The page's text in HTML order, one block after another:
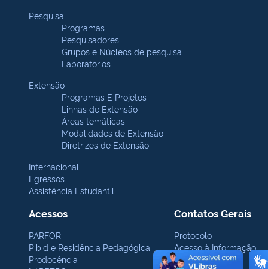
Pesquisa
Programas
Pesquisadores
Grupos e Núcleos de pesquisa
Laboratórios
Extensão
Programas E Projetos
Linhas de Extensão
Áreas temáticas
Modalidades de Extensão
Diretrizes de Extensão
Internacional
Egressos
Assistência Estudantil
Acessos
PARFOR
Pibid e Residência Pedagógica
Prodocência
Contatos Gerais
Protocolo
Acesso à Informação
Ouvidoria